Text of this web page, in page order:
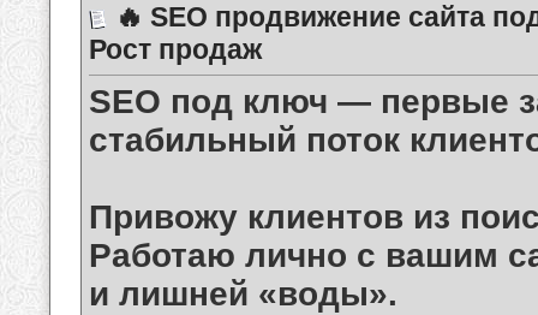
🔥 SEO продвижение сайта
Рост продаж
SEO под ключ — первые
стабильный поток
Привожу клиентов из
Работаю лично с вашим
и лишней «воды».